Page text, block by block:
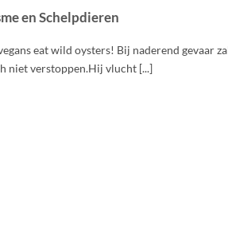
en Schelpdieren
eat wild oysters! Bij naderend gevaar
niet verstoppen.Hij vlucht [...]